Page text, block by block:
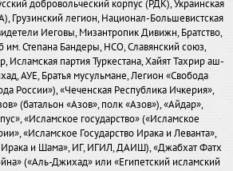
добровольческий корпус (РДК), Украинская
Грузинский легион, Национал-Большевистская
Иеговы, Мизантропик Дивижн, Братство,
им. Степана Бандеры, НСО, Славянский союз,
Исламская партия Туркестана, Хайят Тахрир аш-
АУЕ, Братья мусульмане, Легион «Свобода
России»), «Чеченская Республика Ичкерия»,
(батальон «Азов», полк «Азов»), «Айдар»,
«Исламское государство» («Исламское
«Исламское Государство Ирака и Леванта»,
Ирака и Шама», ИГ, ИГИЛ, ДАИШ), «Джабхат Фатх
(«Аль-Джихад» или «Египетский исламский